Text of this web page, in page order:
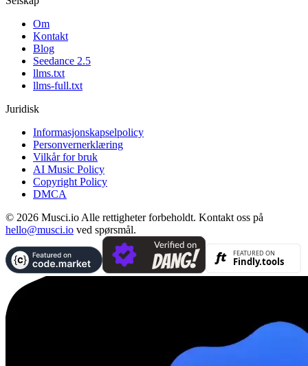
Om
Kontakt
Blog
Seedance 2.5
llms.txt
llms-full.txt
Juridisk
Informasjonskapselpolicy
Personvernerklæring
Vilkår for bruk
AI Music Policy
Copyright Policy
DMCA
© 2026 Musci.io Alle rettigheter forbeholdt. Kontakt oss på
hello@musci.io ved spørsmål.